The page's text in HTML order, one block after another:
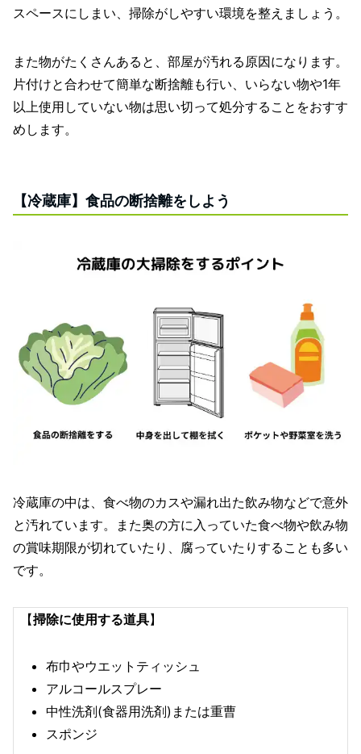
スペースにしまい、掃除がしやすい環境を整えましょう。
また物がたくさんあると、部屋が汚れる原因になります。
片付けと合わせて簡単な断捨離も行い、いらない物や1年
以上使用していない物は思い切って処分することをおすす
めします。
【冷蔵庫】食品の断捨離をしよう
冷蔵庫の中は、食べ物のカスや漏れ出た飲み物などで意外
と汚れています。また奥の方に入っていた食べ物や飲み物
の賞味期限が切れていたり、腐っていたりすることも多い
です。
【掃除に使用する道具】
布巾やウエットティッシュ
アルコールスプレー
中性洗剤(食器用洗剤)または重曹
スポンジ